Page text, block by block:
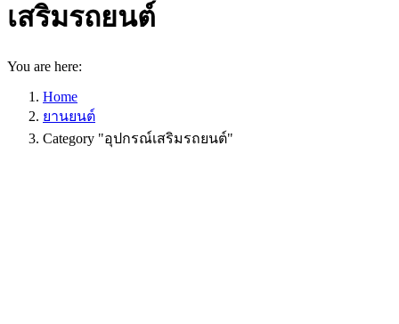
เสริมรถยนต์
You are here:
Home
ยานยนต์
Category "อุปกรณ์เสริมรถยนต์"